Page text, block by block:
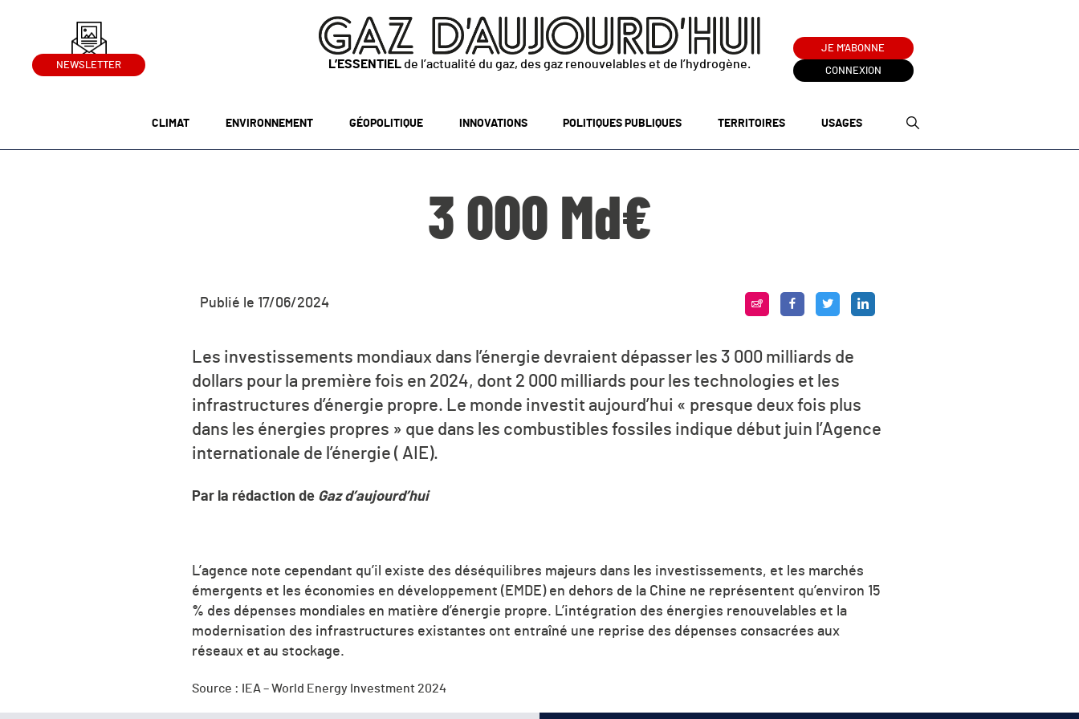
NEWSLETTER L’ESSENTIEL de l’actualité du gaz, des gaz renouvelables et de l’hydrogène.
JE M'ABONNE
CONNEXION
CLIMAT ENVIRONNEMENT GÉOPOLITIQUE INNOVATIONS POLITIQUES PUBLIQUES TERRITOIRES USAGES
3 000 Md€
Publié le 17/06/2024
Les investissements mondiaux dans l’énergie devraient dépasser les 3 000 milliards de
dollars pour la première fois en 2024, dont 2 000 milliards pour les technologies et les
infrastructures d’énergie propre. Le monde investit aujourd’hui « presque deux fois plus
dans les énergies propres » que dans les combustibles fossiles indique début juin l’Agence
internationale de l’énergie ( AIE).
Par la rédaction de Gaz d’aujourd’hui
L’agence note cependant qu’il existe des déséquilibres majeurs dans les investissements, et les marchés
émergents et les économies en développement (EMDE) en dehors de la Chine ne représentent qu’environ 15
% des dépenses mondiales en matière d’énergie propre. L’intégration des énergies renouvelables et la
modernisation des infrastructures existantes ont entraîné une reprise des dépenses consacrées aux
réseaux et au stockage.
Source : IEA –World Energy Investment 2024